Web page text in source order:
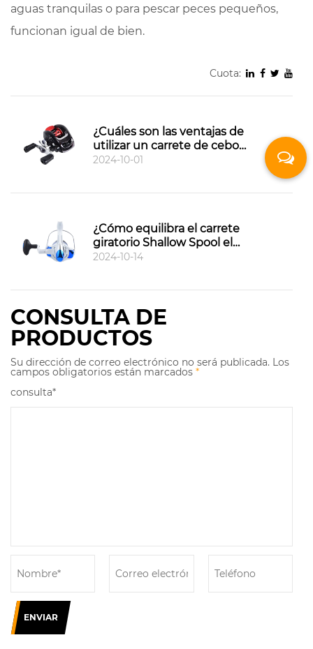
aguas tranquilas o para pescar peces pequeños,
funcionan igual de bien.
Cuota:
¿Cuáles son las ventajas de
utilizar un carrete de cebo
como el BAIT CAST 100 frente a
2024-10-01
¿Cómo equilibra el carrete
giratorio Shallow Spool el
impacto en la capacidad de la
2024-10-14
CONSULTA DE
PRODUCTOS
Su dirección de correo electrónico no será publicada. Los
campos obligatorios están marcados *
consulta*
ENVIAR